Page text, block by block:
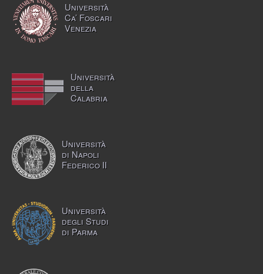
Università
Ca’ Foscari
Venezia
Università
della
Calabria
Università
di Napoli
Federico II
Università
degli Studi
di Parma